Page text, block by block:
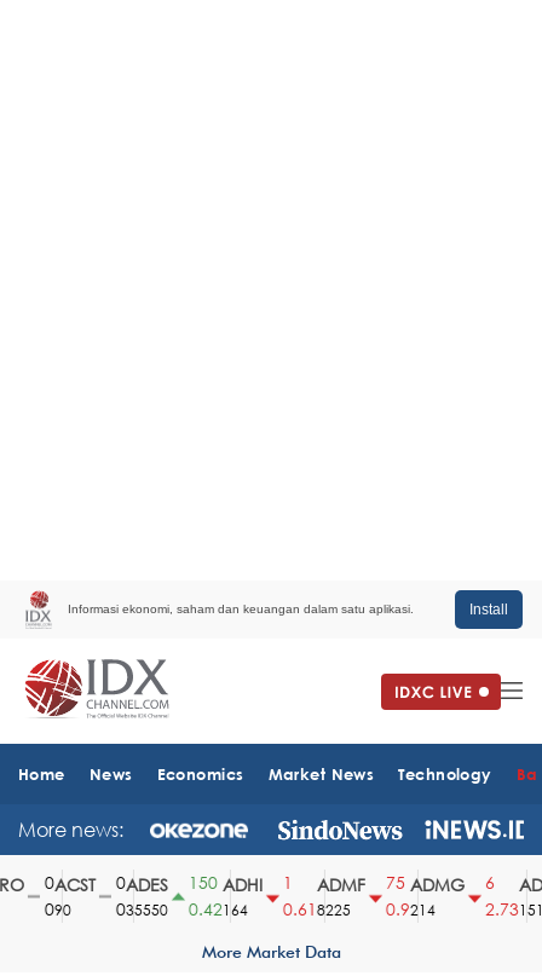
Informasi ekonomi, saham dan keuangan dalam satu aplikasi. Install
Home News Economics Market News Technology
More news:
ACST
90
ADES
35550
150
0.42
ADHI
164
0.61
ADMF
8225
75
0.9
ADMG
214
2.731510
More Market Data